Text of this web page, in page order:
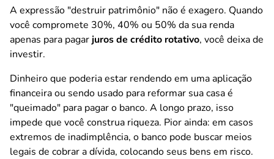
A expressão "destruir patrimônio" não é exagero. Quando
você compromete 30%, 40% ou 50% da sua renda
apenas para pagar juros de crédito rotativo, você deixa de
investir.
Dinheiro que poderia estar rendendo em uma aplicação
financeira ou sendo usado para reformar sua casa é
"queimado" para pagar o banco. A longo prazo, isso
impede que você construa riqueza. Pior ainda: em casos
extremos de inadimplência, o banco pode buscar meios
legais de cobrar a dívida, colocando seus bens em risco.